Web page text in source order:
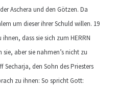
Aschera und den Götzen. Da
um dieser ihrer Schuld willen. 19
dass sie sich zum HERRN
aber sie nahmen’s nicht zu
Secharja, den Sohn des Priesters
zu ihnen: So spricht Gott: